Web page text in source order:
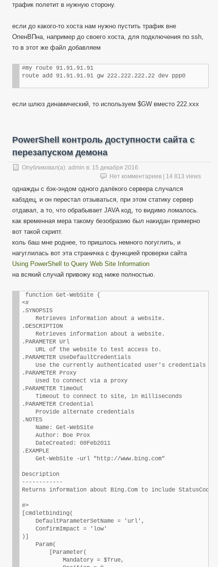
трафик полетит в нужную сторону.
если до какого-то хоста нам нужно пустить трафик вне
ОпенВПна, например до своего хоста, для подключения по ssh,
то в этот же файл добавляем
#my route 91.91.91.91
route add 91.91.91.91 gw 222.222.222.22 dev ppp0
если шлюз динамический, то используем $GW вместо 222.ххх
PowerShell контроль доступности сайта с
перезапуском демона
Опубликовал(а): admin в: 15 декабря 2016
Нет комментариев | 14 813 views
однажды с бэк-эндом одного далёкого сервера случался
кабздец, и он перестал отзываться, при этом статику сервер
отдавал, а то, что обрабывает JAVA код, то видимо ломалось.
как временная мера такому безобразию был накидан примерно
вот такой скрипт.
коль баш мне роднее, то пришлось немного погуглить, и
нагуглилась вот эта страничка с функцией проверки сайта
Using PowerShell to Query Web Site Information
на всякий случай привожу код ниже полностью.
function Get-WebSite {
<#
.SYNOPSIS
    Retrieves information about a website.
.DESCRIPTION
    Retrieves information about a website.
.PARAMETER Url
    URL of the website to test access to.
.PARAMETER UseDefaultCredentials
    Use the currently authenticated user's credentials
.PARAMETER Proxy
    Used to connect via a proxy
.PARAMETER TimeOut
    Timeout to connect to site, in milliseconds
.PARAMETER Credential
    Provide alternate credentials
.NOTES
    Name: Get-WebSite
    Author: Boe Prox
    DateCreated: 08Feb2011
.EXAMPLE
    Get-WebSite -url "http://www.bing.com"
Description
------------
Returns information about Bing.Com to include
#>
[cmdletbinding(
    DefaultParameterSetName = 'url',
    ConfirmImpact = 'low'
)]
    Param(
        [Parameter(
            Mandatory = $True,